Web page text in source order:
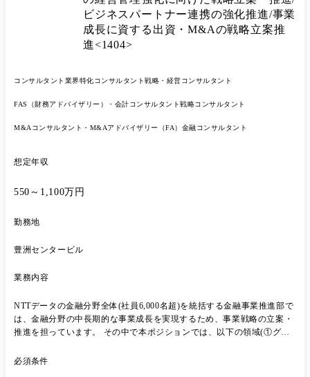
ちではなく、自ら課題を見つけ、周囲を巻き込みながらやりきる主体性
ビジネスパートナー連携の強化推進/事業
成長に資する出資・M&Aの戦略立案推
進<1404>
コンサルタント 業界特化コンサルタント戦略・経営コンサルタント
FAS（財務アドバイザリー）・会計コンサルタント戦略コンサルタント
M&Aコンサルタント・M&Aアドバイザリー（FA） 金融コンサルタント
想定年収
550～1,100万円
勤務地
豊洲センタービル
業務内容
NTTデータの金融分野全体(社員6,000名超)を統括する金融事業推進部で
は、金融分野の中長期的な事業成長を実現するため、事業戦略の立案・
推進を担っています。 その中で本ポジションでは、以下の領域(①グル
金融分野全体の成長をリードする戦略推進をお任せします。 このポジシ
必須条件